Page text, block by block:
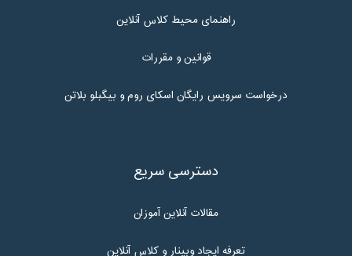
راهنمای محیط کلاس آنلاین
قوانین و مقررات
درخواست سرویس رایگان اسکای روم و بیگبلو بلاتن
دسترسی سریع
مقالات آنلاین آموزان
تعرفه ایجاد وبینار و کلاس آنلاین